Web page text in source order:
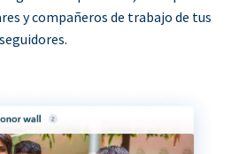
y compañeros de trabajo de tus
seguidores.